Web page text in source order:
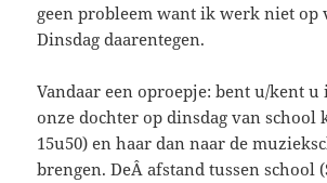
geen probleem want ik werk niet op
Dinsdag daarentegen.
Vandaar een oproepje: bent u/kent u
onze dochter op dinsdag van school
15u50) en haar dan naar de
brengen. DeÂ afstand tussen school